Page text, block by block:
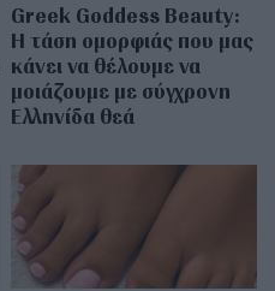
Greek Goddess Beauty:
Η τάση ομορφιάς που μας
κάνει να θέλουμε να
μοιάζουμε με σύγχρονη
Ελληνίδα θεά